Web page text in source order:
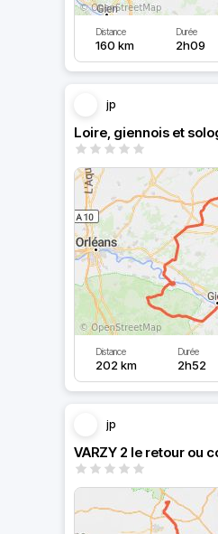
Distance
160 km
Durée
2h09
jp
Loire, giennois et
Distance
202 km
Durée
2h52
jp